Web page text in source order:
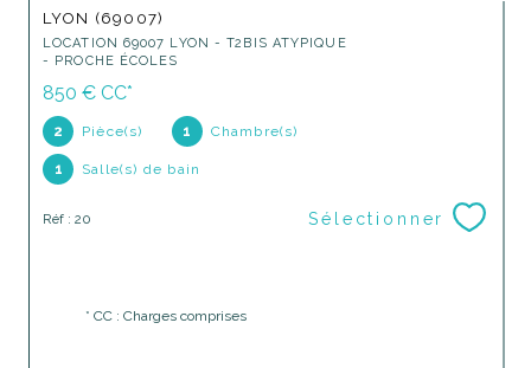
LYON (69007)
LOCATION 69007 LYON - T2BIS ATYPIQUE
- PROCHE ÉCOLES
850 € CC*
2 Pièce(s) 1 Chambre(s)
1 Salle(s) de bain
Réf : 20 Sélectionner
* CC : Charges comprises